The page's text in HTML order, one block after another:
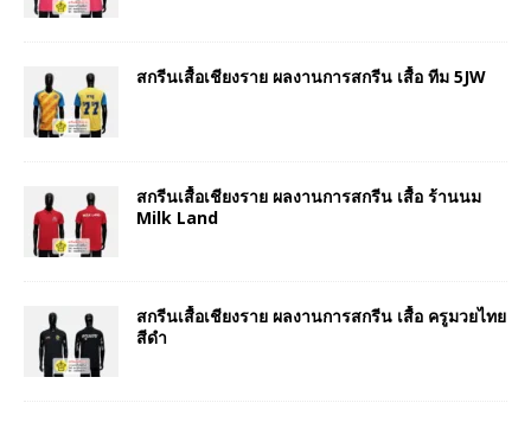
สกรีนเสื้อเชียงราย ผลงานการสกรีน เสื้อ ทีม 5JW
สกรีนเสื้อเชียงราย ผลงานการสกรีน เสื้อ ร้านนม
Milk Land
สกรีนเสื้อเชียงราย ผลงานการสกรีน เสื้อ ครูมวยไทย
สีดำ